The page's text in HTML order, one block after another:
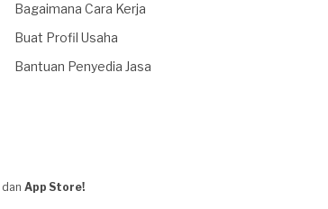
Bagaimana Cara Kerja
Buat Profil Usaha
Bantuan Penyedia Jasa
dan App Store!